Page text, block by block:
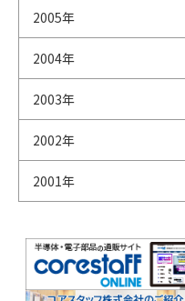
2005年
2004年
2003年
2002年
2001年